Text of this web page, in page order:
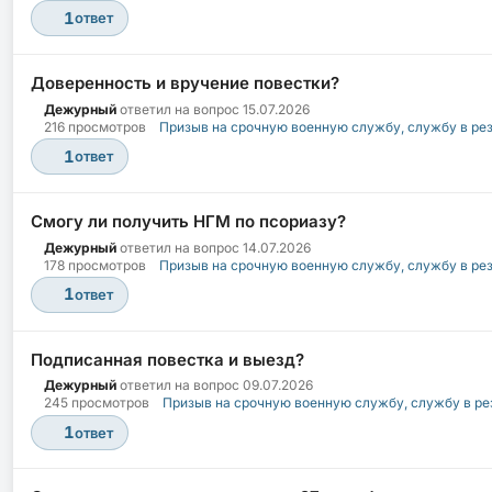
1ответ
Доверенность и вручение повестки?
Дежурный ответил на вопрос 15.07.2026
216 просмотров
Призыв на срочную военную службу, службу в
1ответ
Смогу ли получить НГМ по псориазу?
Дежурный ответил на вопрос 14.07.2026
178 просмотров
Призыв на срочную военную службу, службу в
1ответ
Подписанная повестка и выезд?
Дежурный ответил на вопрос 09.07.2026
245 просмотров
Призыв на срочную военную службу, службу в
1ответ